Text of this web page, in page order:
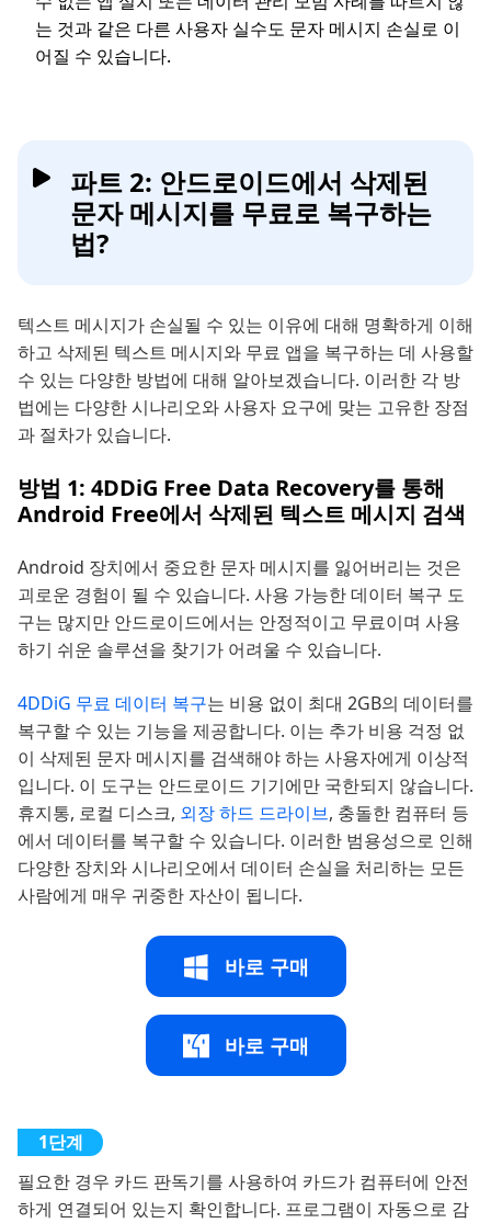
는 것과 같은 다른 사용자 실수도 문자 메시지 손실로 이
어질 수 있습니다.
파트 2: 안드로이드에서 삭제된
문자 메시지를 무료로 복구하는
법?
텍스트 메시지가 손실될 수 있는 이유에 대해 명확하게 이해
하고 삭제된 텍스트 메시지와 무료 앱을 복구하는 데 사용할
수 있는 다양한 방법에 대해 알아보겠습니다. 이러한 각 방
법에는 다양한 시나리오와 사용자 요구에 맞는 고유한 장점
과 절차가 있습니다.
방법 1: 4DDiG Free Data Recovery를 통해
Android Free에서 삭제된 텍스트 메시지 검색
Android 장치에서 중요한 문자 메시지를 잃어버리는 것은
괴로운 경험이 될 수 있습니다. 사용 가능한 데이터 복구 도
구는 많지만 안드로이드에서는 안정적이고 무료이며 사용
하기 쉬운 솔루션을 찾기가 어려울 수 있습니다.
4DDiG 무료 데이터 복구는 비용 없이 최대 2GB의 데이터를
복구할 수 있는 기능을 제공합니다. 이는 추가 비용 걱정 없
이 삭제된 문자 메시지를 검색해야 하는 사용자에게 이상적
입니다. 이 도구는 안드로이드 기기에만 국한되지 않습니다.
휴지통, 로컬 디스크, 외장 하드 드라이브, 충돌한 컴퓨터 등
에서 데이터를 복구할 수 있습니다. 이러한 범용성으로 인해
다양한 장치와 시나리오에서 데이터 손실을 처리하는 모든
사람에게 매우 귀중한 자산이 됩니다.
바로 구매
바로 구매
필요한 경우 카드 판독기를 사용하여 카드가 컴퓨터에 안전
하게 연결되어 있는지 확인합니다. 프로그램이 자동으로 감